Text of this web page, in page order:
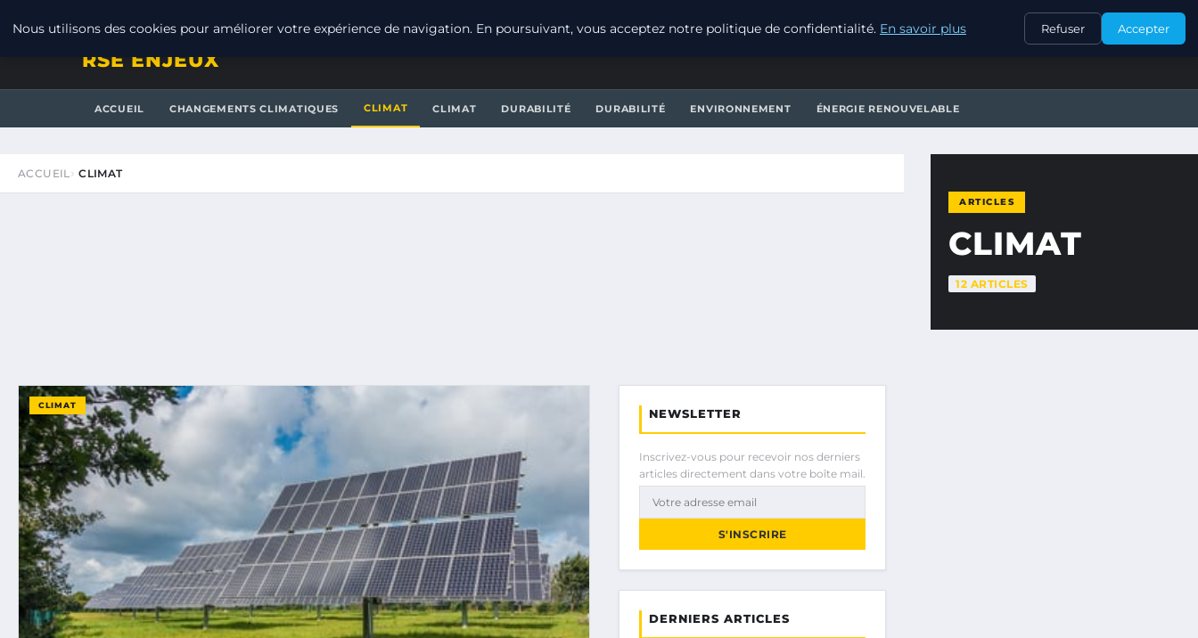
CONTACT
RSE ENJEUX
ACCUEIL CHANGEMENTS CLIMATIQUES CLIMAT CLIMAT DURABILITÉ DURABILITÉ ENVIRONNEMENT ÉNERGIE RENOUVELABLE
ACCUEIL CLIMAT
ARTICLES
CLIMAT
12 ARTICLES
CLIMAT
NEWSLETTER
Inscrivez-vous pour recevoir nos derniers
articles directement dans votre boîte mail.
S'INSCRIRE
DERNIERS ARTICLES
Nous utilisons des cookies pour améliorer votre expérience de navigation. En poursuivant, vous acceptez notre politique de confidentialité. En savoir plus Refuser Accepter